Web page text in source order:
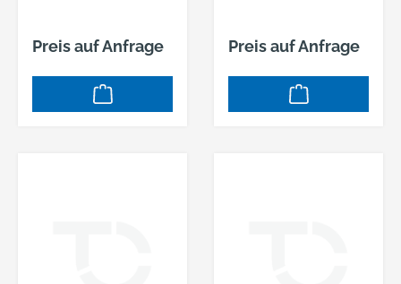
Preis auf Anfrage Preis auf Anfrage